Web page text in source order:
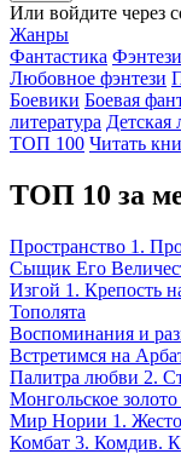
Или войдите через
Жанры
Фантастика Фэнтези
Любовное фэнтези
Боевики Боевая
литература Детская
ТОП 100 Читать
ТОП 10 за
Пространство 1.
Сыщик Его
Изгой 1. Крепость
Тополята
Воспоминания и
Встретимся на
Палитра любви 2.
Монгольское
Мир Нории 1.
Комбат 3. Комдив.